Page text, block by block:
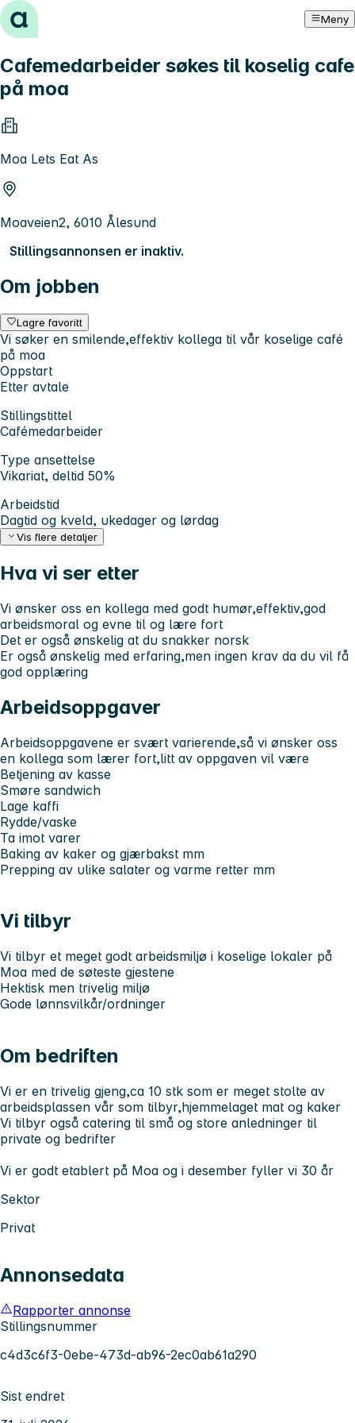
Hopp til innhold Meny
Cafemedarbeider søkes til koselig cafe
på moa
Moa Lets Eat As
Moaveien2, 6010 Ålesund
Stillingsannonsen er inaktiv.
Om jobben
Lagre favoritt
Vi søker en smilende,effektiv kollega til vår koselige café
på moa
Oppstart
Etter avtale
Stillingstittel
Cafémedarbeider
Type ansettelse
Vikariat, deltid 50%
Arbeidstid
Dagtid og kveld, ukedager og lørdag
Vis flere detaljer
Hva vi ser etter
Vi ønsker oss en kollega med godt humør,effektiv,god
arbeidsmoral og evne til og lære fort
Det er også ønskelig at du snakker norsk
Er også ønskelig med erfaring,men ingen krav da du vil få
god opplæring
Arbeidsoppgaver
Arbeidsoppgavene er svært varierende,så vi ønsker oss
en kollega som lærer fort,litt av oppgaven vil være
Betjening av kasse
Smøre sandwich
Lage kaffi
Rydde/vaske
Ta imot varer
Baking av kaker og gjærbakst mm
Prepping av ulike salater og varme retter mm
Vi tilbyr
Vi tilbyr et meget godt arbeidsmiljø i koselige lokaler på
Moa med de søteste gjestene
Hektisk men trivelig miljø
Gode lønnsvilkår/ordninger
Om bedriften
Vi er en trivelig gjeng,ca 10 stk som er meget stolte av
arbeidsplassen vår som tilbyr,hjemmelaget mat og kaker
Vi tilbyr også catering til små og store anledninger til
private og bedrifter
Vi er godt etablert på Moa og i desember fyller vi 30 år
Sektor
Privat
Annonsedata
Rapporter annonse
Stillingsnummer
c4d3c6f3-0ebe-473d-ab96-2ec0ab61a290
Sist endret